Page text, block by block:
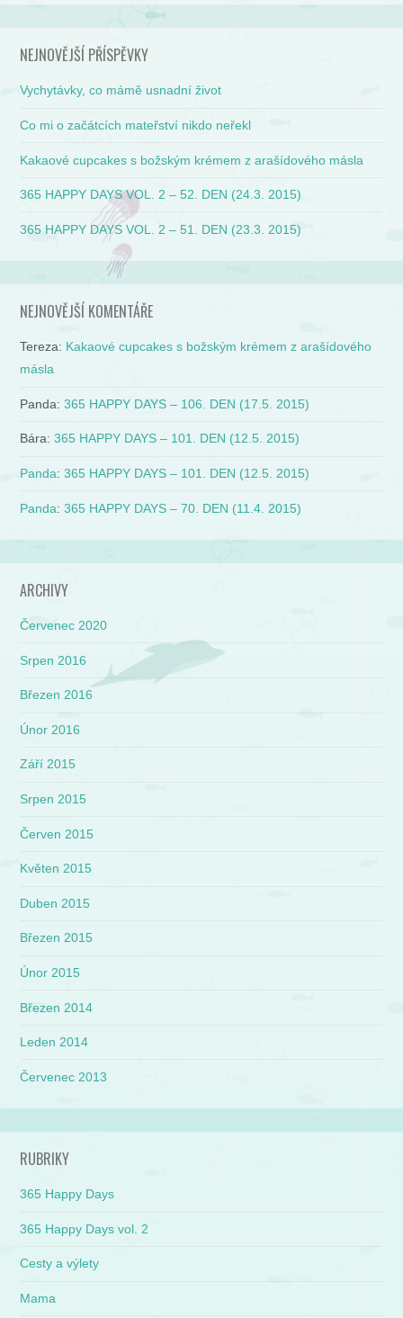
NEJNOVĚJŠÍ PŘÍSPĚVKY
Vychytávky, co mámě usnadní život
Co mi o začátcích mateřství nikdo neřekl
Kakaové cupcakes s božským krémem z arašídového másla
365 HAPPY DAYS VOL. 2 – 52. DEN (24.3. 2015)
365 HAPPY DAYS VOL. 2 – 51. DEN (23.3. 2015)
NEJNOVĚJŠÍ KOMENTÁŘE
Tereza: Kakaové cupcakes s božským krémem z arašídového
másla
Panda:365 HAPPY DAYS – 106. DEN (17.5. 2015)
Bára:365 HAPPY DAYS – 101. DEN (12.5. 2015)
Panda:365 HAPPY DAYS – 101. DEN (12.5. 2015)
Panda:365 HAPPY DAYS – 70. DEN (11.4. 2015)
ARCHIVY
Červenec 2020
Srpen 2016
Březen 2016
Únor 2016
Září 2015
Srpen 2015
Červen 2015
Květen 2015
Duben 2015
Březen 2015
Únor 2015
Březen 2014
Leden 2014
Červenec 2013
RUBRIKY
365 Happy Days
365 Happy Days vol. 2
Cesty a výlety
Mama